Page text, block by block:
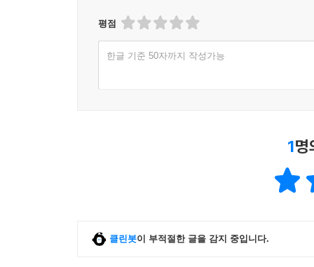
평점
한글 기준 50자까지 작성가능
1명
클린봇이 부적절한 글을 감지 중입니다.